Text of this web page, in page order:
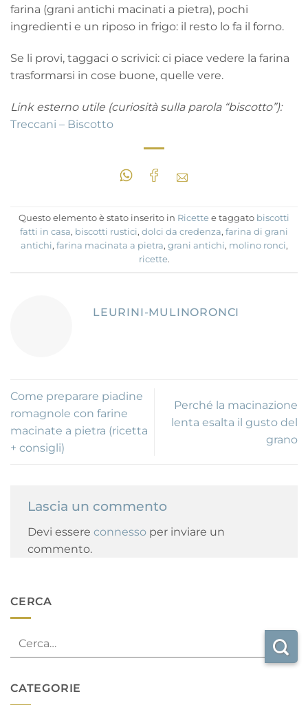
farina (grani antichi macinati a pietra), pochi
ingredienti e un riposo in frigo: il resto lo fa il forno.
Se li provi, taggaci o scrivici: ci piace vedere la farina
trasformarsi in cose buone, quelle vere.
Link esterno utile (curiosità sulla parola “biscotto”):
Treccani – Biscotto
Questo elemento è stato inserito in Ricette e taggato biscotti
fatti in casa, biscotti rustici, dolci da credenza, farina di grani
antichi, farina macinata a pietra, grani antichi, molino ronci,
ricette.
LEURINI-MULINORONCI
Come preparare piadine
romagnole con farine
macinate a pietra (ricetta
+ consigli)
Perché la macinazione
lenta esalta il gusto del
grano
Lascia un commento
Devi essere connesso per inviare un
commento.
CERCA
CATEGORIE